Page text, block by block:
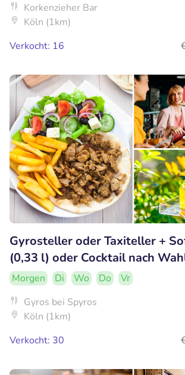
Korkenzieher Bar
Köln (1km)
Verkocht: 16
Gyrosteller oder Taxiteller +
(0,33 l) oder Cocktail nach
Morgen Di Wo Do
Vr
Gyros bei Spyros
Köln (1km)
Verkocht: 30